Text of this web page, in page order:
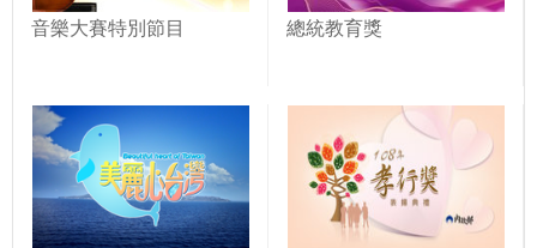
音樂大賽特別節目 總統教育獎